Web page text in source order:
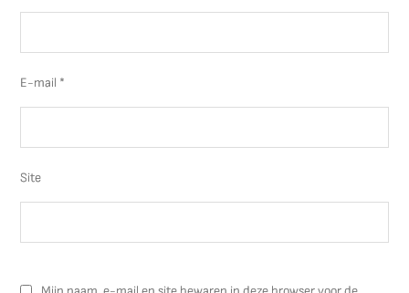
E-mail *
Site